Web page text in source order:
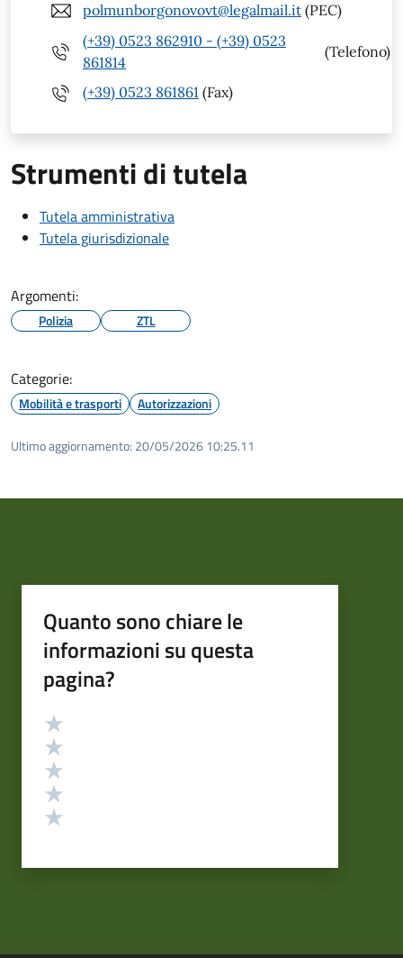
polmunborgonovovt@legalmail.it (PEC)
(+39) 0523 862910 - (+39) 0523
861814
(Telefono)
(+39) 0523 861861 (Fax)
Strumenti di tutela
Tutela amministrativa
Tutela giurisdizionale
Argomenti:
Polizia ZTL
Categorie:
Mobilità e trasporti Autorizzazioni
Ultimo aggiornamento: 20/05/2026 10:25.11
Quanto sono chiare le
informazioni su questa
pagina?
Valutazione